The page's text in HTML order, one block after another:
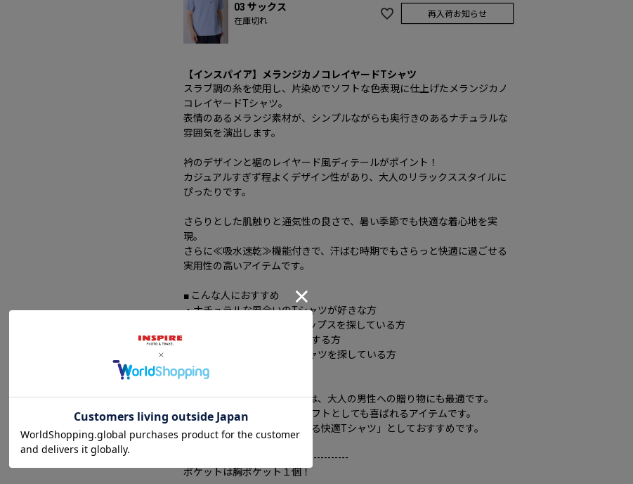
03 サックス
在庫切れ
再入荷お知らせ
【インスパイア】メランジカノコレイヤードTシャツ
スラブ調の糸を使用し、片染めでソフトな色表現に仕上げたメランジカノ
コレイヤードTシャツ。
表情のあるメランジ素材が、シンプルながらも奥行きのあるナチュラルな
雰囲気を演出します。
衿のデザインと裾のレイヤード風ディテールがポイント！
カジュアルすぎず程よくデザイン性があり、大人のリラックススタイルに
ぴったりです。
さらりとした肌触りと通気性の良さで、暑い季節でも快適な着心地を実
現。
さらに≪吸水速乾≫機能付きで、汗ばむ時期でもさらっと快適に過ごせる
実用性の高いアイテムです。
■ こんな人におすすめ
・ナチュラルな風合いのTシャツが好きな方
・1枚でデザイン性のあるトップスを探している方
・吸水速乾など機能性を重視する方
・涼しく快適に過ごせるTシャツを探している方
軽やかで快適な機能Tシャツは、大人の男性への贈り物にも最適です。
吸水速乾で実用性も高く、ギフトとしても喜ばれるアイテムです。
「さりげなくおしゃれに見える快適Tシャツ」としておすすめです。
-----------------------------------------------
ポケットは胸ポケット１個！